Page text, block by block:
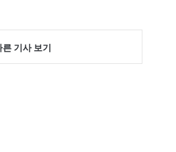
른 기사 보기